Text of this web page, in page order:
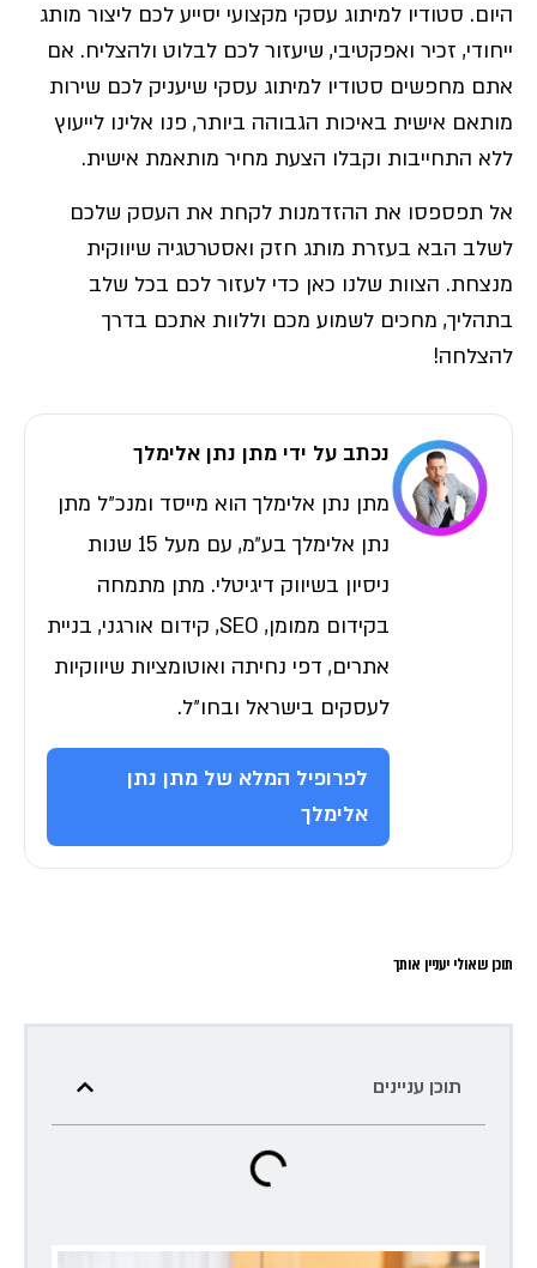
היום. סטודיו למיתוג עסקי מקצועי יסייע לכם ליצור מותג
ייחודי, זכיר ואפקטיבי, שיעזור לכם לבלוט ולהצליח. אם
אתם מחפשים סטודיו למיתוג עסקי שיעניק לכם שירות
מותאם אישית באיכות הגבוהה ביותר, פנו אלינו לייעוץ
ללא התחייבות וקבלו הצעת מחיר מותאמת אישית.
אל תפספסו את ההזדמנות לקחת את העסק שלכם
לשלב הבא בעזרת מותג חזק ואסטרטגיה שיווקית
מנצחת. הצוות שלנו כאן כדי לעזור לכם בכל שלב
בתהליך, מחכים לשמוע מכם וללוות אתכם בדרך
להצלחה!
נכתב על ידי מתן נתן אלימלך
מתן נתן אלימלך הוא מייסד ומנכ״ל מתן
נתן אלימלך בע״מ, עם מעל 15 שנות
ניסיון בשיווק דיגיטלי. מתן מתמחה
בקידום ממומן, SEO, קידום אורגני, בניית
אתרים, דפי נחיתה ואוטומציות שיווקיות
לעסקים בישראל ובחו״ל.
לפרופיל המלא של מתן נתן
אלימלך
תוכן שאולי יעניין אותך
תוכן עניינים